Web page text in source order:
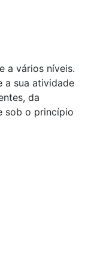
a vários níveis.
a sua atividade
da
sob o princípio